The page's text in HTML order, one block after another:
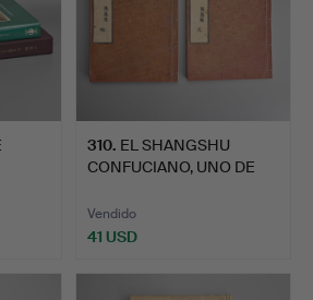
310. EL SHANGSHU
CONFUCIANO, UNO DE
Vendido
41 USD